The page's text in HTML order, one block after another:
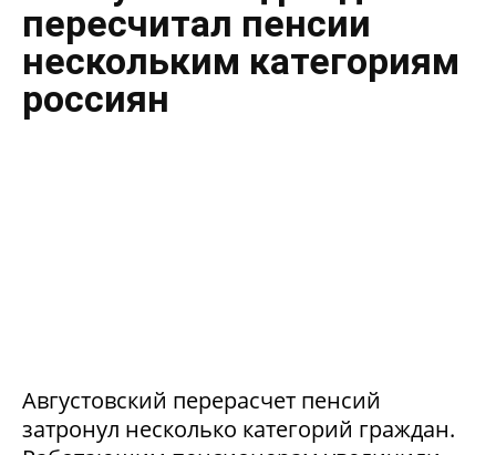
пересчитал пенсии
нескольким категориям
россиян
Августовский перерасчет пенсий
затронул несколько категорий граждан.